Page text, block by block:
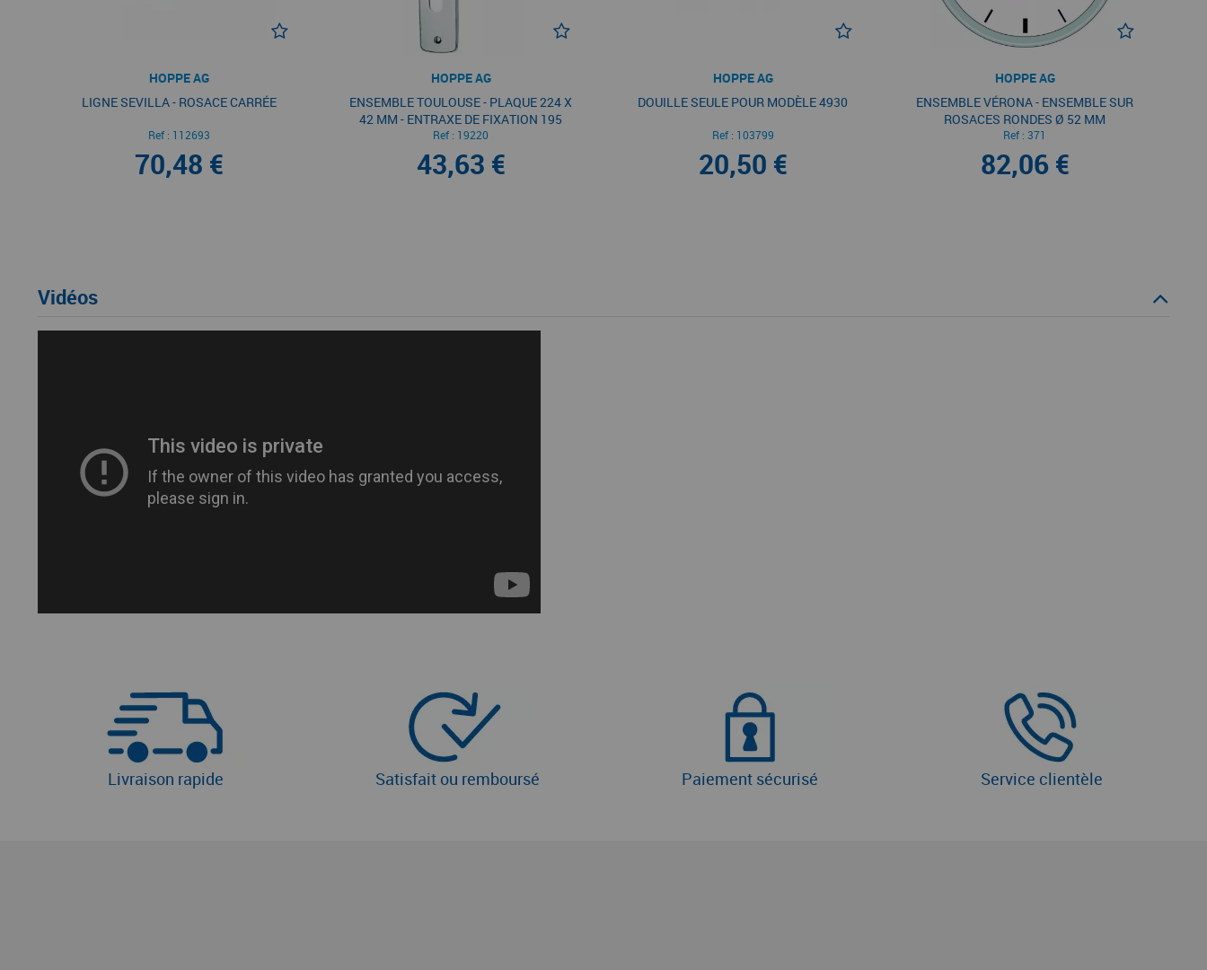
HOPPE AG
LIGNE SEVILLA - ROSACE CARRÉE
Ref : 112693
70,48 €
HOPPE AG
ENSEMBLE TOULOUSE - PLAQUE 224 X
42 MM - ENTRAXE DE FIXATION 195
MM
Ref : 19220
43,63 €
HOPPE AG
DOUILLE SEULE POUR MODÈLE 4930
Ref : 103799
20,50 €
HOPPE AG
ENSEMBLE VÉRONA - ENSEMBLE SUR
ROSACES RONDES Ø 52 MM
Ref : 371
82,06 €
Vidéos
Livraison rapide Satisfait ou remboursé Paiement sécurisé Service clientèle